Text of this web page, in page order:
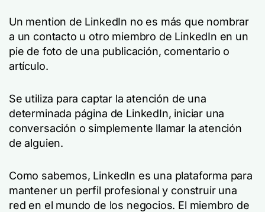
Un mention de LinkedIn no es más que nombrar
a un contacto u otro miembro de LinkedIn en un
pie de foto de una publicación, comentario o
artículo.
Se utiliza para captar la atención de una
determinada página de LinkedIn, iniciar una
conversación o simplemente llamar la atención
de alguien.
Como sabemos, LinkedIn es una plataforma para
mantener un perfil profesional y construir una
red en el mundo de los negocios. El miembro de